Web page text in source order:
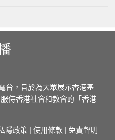
台，旨於為大眾展示香港基
侍香港社會和教會的「香港
隱政策 | 使用條款 | 免責聲明